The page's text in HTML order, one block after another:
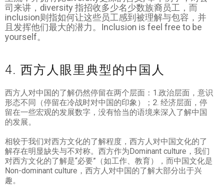
司来讲，diversity 指招收多少名少数族裔员工，而
inclusion则指如何让这些员工感到被理解与包容，并
且发挥他们最大的潜力。Inclusion is feel free to be
yourself。
4. 西方人眼里典型的中国人
西方人对中国的了解仍然停留在两个层面：1.政治层面，意识
形态不同（停留在冷战时对中国的印象）；2. 经济层面，停
留在一些宏观的发展数字，没有恰当的语境来深入了解中国
的发展。
相较于我们对西方文化的了解程度，西方人对中国文化的了
解存在明显缺失与不对称。西方作为Dominant culture，我们
对西方文化的了解是“必要”（如工作、教育），而中国文化是
Non-dominant culture，西方人对中国的了解大部分出于兴
趣。